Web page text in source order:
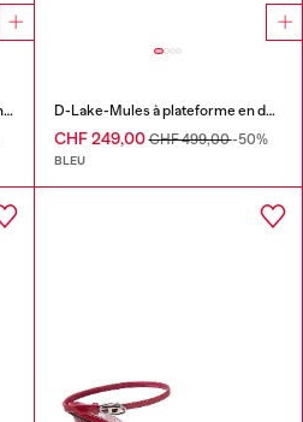
D-Lake-Sandales à plateforme en denim effiloché et plexiglas D-Lake-Mules à plateforme en denim et plexiglas
CHF 249,00CHF 499,00-50%
BLEU